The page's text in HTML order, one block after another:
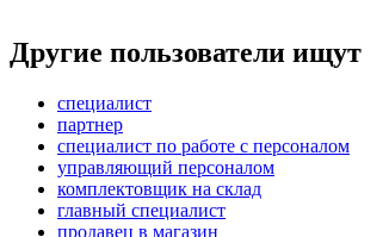
Другие пользователи ищут
специалист
партнер
специалист по работе с персоналом
управляющий персоналом
комплектовщик на склад
главный специалист
продавец в магазин